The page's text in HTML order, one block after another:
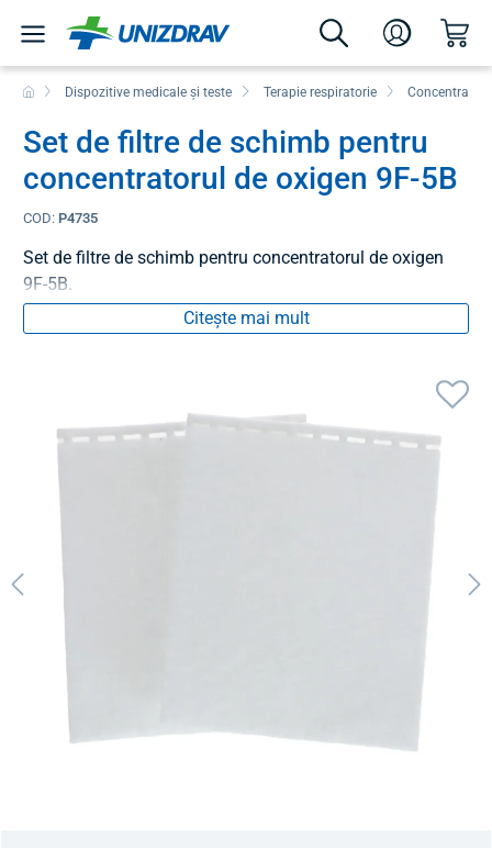
Dispozitive medicale și teste Terapie respiratorie
Set de filtre de schimb pentru
concentratorul de oxigen 9F-5B
COD: P4735
Set de filtre de schimb pentru concentratorul de oxigen
9F-5B.
Citește mai mult